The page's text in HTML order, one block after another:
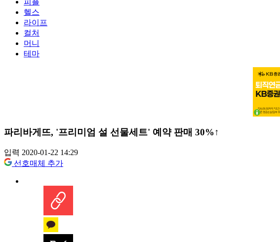
피플
헬스
라이프
컬처
머니
테마
파리바게뜨, '프리미엄 설 선물세트' 예약 판매 30%↑
입력 2020-01-22 14:29
선호매체 추가